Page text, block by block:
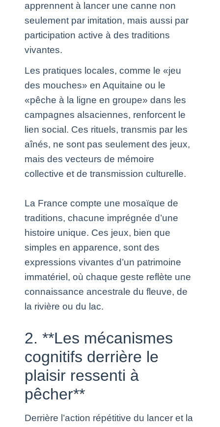
apprennent à lancer une canne non
seulement par imitation, mais aussi par
participation active à des traditions
vivantes.
Les pratiques locales, comme le «jeu
des mouches» en Aquitaine ou le
«pêche à la ligne en groupe» dans les
campagnes alsaciennes, renforcent le
lien social. Ces rituels, transmis par les
aînés, ne sont pas seulement des jeux,
mais des vecteurs de mémoire
collective et de transmission culturelle.
La France compte une mosaïque de
traditions, chacune imprégnée d’une
histoire unique. Ces jeux, bien que
simples en apparence, sont des
expressions vivantes d’un patrimoine
immatériel, où chaque geste reflète une
connaissance ancestrale du fleuve, de
la rivière ou du lac.
2. **Les mécanismes
cognitifs derrière le
plaisir ressenti à
pêcher**
Derrière l’action répétitive du lancer et la